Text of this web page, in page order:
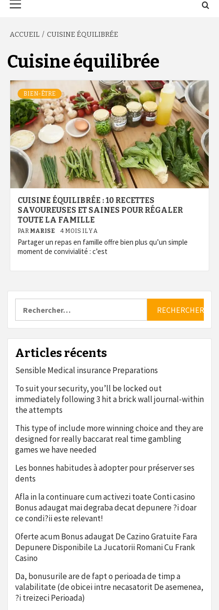
ACCUEIL CUISINE ÉQUILIBRÉE
Cuisine équilibrée
BIEN-ÊTRE
CUISINE ÉQUILIBRÉE : 10 RECETTES
SAVOUREUSES ET SAINES POUR RÉGALER
TOUTE LA FAMILLE
PAR MARISE 4 MOIS IL Y A
Partager un repas en famille offre bien plus qu’un simple
moment de convivialité : c’est
Articles récents
Sensible Medical insurance Preparations
To suit your security, you’ll be locked out
immediately following 3 hit a brick wall journal-within
the attempts
This type of include more winning choice and they are
designed for really baccarat real time gambling
games we have needed
Les bonnes habitudes à adopter pour préserver ses
dents
Afla in la continuare cum activezi toate Conti casino
Bonus adaugat mai degraba decat depunere ?i doar
ce condi?ii este relevant!
Oferte acum Bonus adaugat De Cazino Gratuite Fara
Depunere Disponibile La Jucatorii Romani Cu Frank
Casino
Da, bonusurile are de fapt o perioada de timp a
valabilitate (de obicei intre necasatorit De asemenea,
?i treizeci Perioada)